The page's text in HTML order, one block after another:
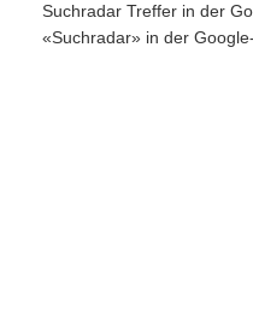
Suchradar Treffer in der
«Suchradar» in der